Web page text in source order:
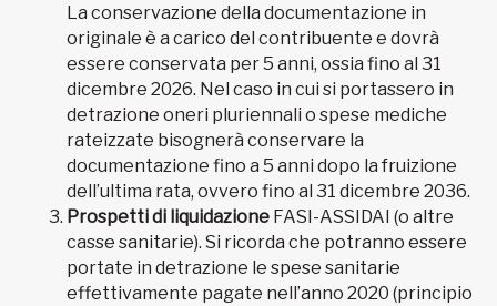
La conservazione della documentazione in
originale è a carico del contribuente e dovrà
essere conservata per 5 anni, ossia fino al 31
dicembre 2026. Nel caso in cui si portassero in
detrazione oneri pluriennali o spese mediche
rateizzate bisognerà conservare la
documentazione fino a 5 anni dopo la fruizione
dell’ultima rata, ovvero fino al 31 dicembre 2036.
Prospetti di liquidazione FASI-ASSIDAI (o altre
casse sanitarie). Si ricorda che potranno essere
portate in detrazione le spese sanitarie
effettivamente pagate nell’anno 2020 (principio